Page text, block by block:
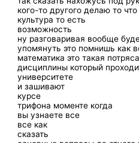
кого-то другого делаю то что
культура то есть
возможность
ну разговаривая вообще
упомянуть это помнишь как
математика это такая
дисциплины который
университете
и зашивают
курсе
трифона моменте когда
вы узнаете все
все как
сказать